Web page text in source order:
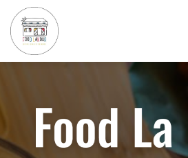
au
contenu
principal